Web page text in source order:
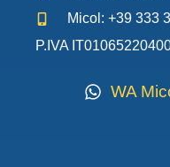
Micol: +39 333
P.IVA
WA